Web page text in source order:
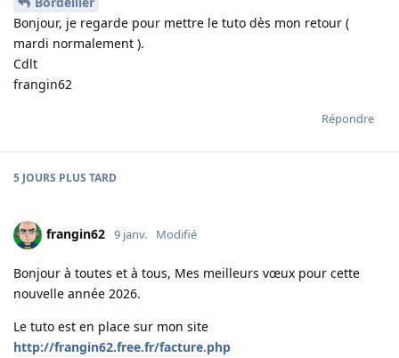
Bonjour, je regarde pour mettre le tuto dès mon retour (
mardi normalement ).
Cdlt
frangin62
Répondre
5 JOURS PLUS TARD
frangin62 9 janv. Modifié
Bonjour à toutes et à tous, Mes meilleurs vœux pour cette
nouvelle année 2026.
Le tuto est en place sur mon site
http://frangin62.free.fr/facture.php